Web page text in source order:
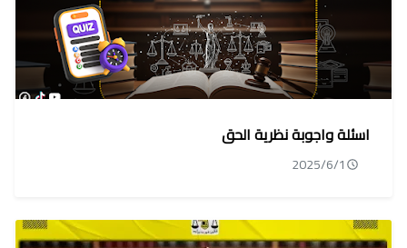
اسئلة واجوبة نظرية الحق
2025/6/1